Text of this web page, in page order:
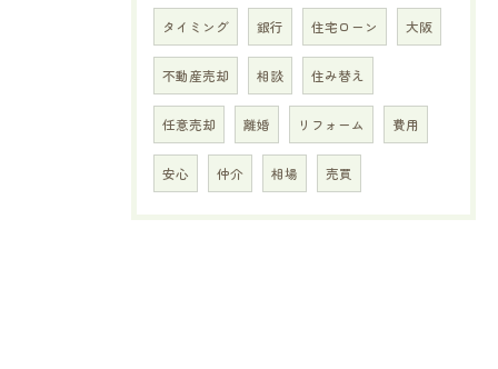
タイミング 銀行 住宅ローン 大阪
不動産売却 相談 住み替え
任意売却 離婚 リフォーム 費用
安心 仲介 相場 売買